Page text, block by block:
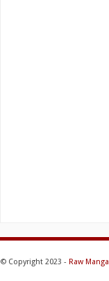
© Copyright 2023 - Raw Manga